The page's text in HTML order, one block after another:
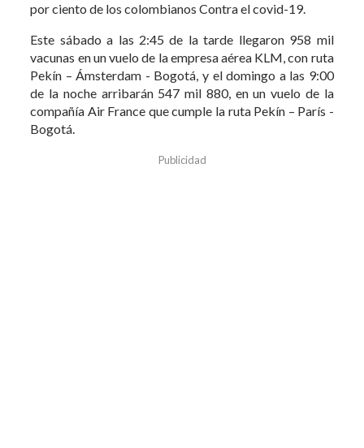
por ciento de los colombianos Contra el covid-19.
Este sábado a las 2:45 de la tarde llegaron 958 mil
vacunas en un vuelo de la empresa aérea KLM, con ruta
Pekín – Ámsterdam - Bogotá, y el domingo a las 9:00
de la noche arribarán 547 mil 880, en un vuelo de la
compañía Air France que cumple la ruta Pekín – París -
Bogotá.
Publicidad